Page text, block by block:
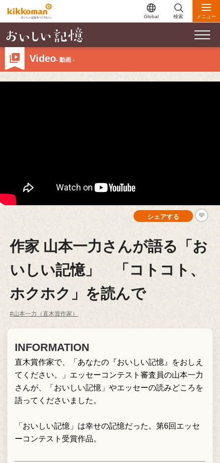
Global 検索 メニュー
Video- 動画 -
シェアする
作家 山本一力さんが語る「お
いしい記憶」 「コトコト、
ホクホク」を読んで
#山本一力（直木賞作家）
INFORMATION
直木賞作家で、「あなたの『おいしい記憶』をおしえ
てください。」エッセーコンテスト審査員の山本一力
さんが、「おいしい記憶」やエッセーの読みどころを
語ってくださいました。
「おいしい記憶」は幸せの記憶だった。第6回エッセ
ーコンテスト受賞作品。